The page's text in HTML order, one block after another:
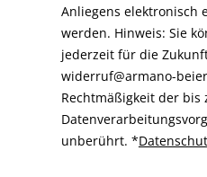
Anliegens elektronisch
werden. Hinweis: Sie
jederzeit für die
widerruf@armano-
Rechtmäßigkeit der
unberührt. *